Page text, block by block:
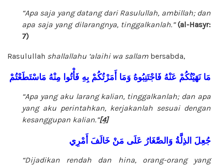
“Apa saja yang datang dari Rasulullah, ambillah; dan
apa saja yang dilarangnya, tinggalkanlah.”(al-Hasyr:
7)
Rasulullah shallallahu ‘alaihi wa sallam bersabda,
مَا نَهَيْتُكُمْ عَنْهُ فَاجْتَنِبُوهُ وَمَا أَمَرْتُكُمْ بِهِ فَأْتُوا مِنْهُ مَاسْتَطَعْتُمْ
“Apa yang aku larang kalian, tinggalkanlah; dan apa
yang aku perintahkan, kerjakanlah sesuai dengan
kesanggupan kalian.”[4]
جُعِلَ الذِلَّةُ وَالصَّغَارُ عَلَى مَنْ خَالَفَ أَمْرِي
“Dijadikan rendah dan hina, orang-orang yang